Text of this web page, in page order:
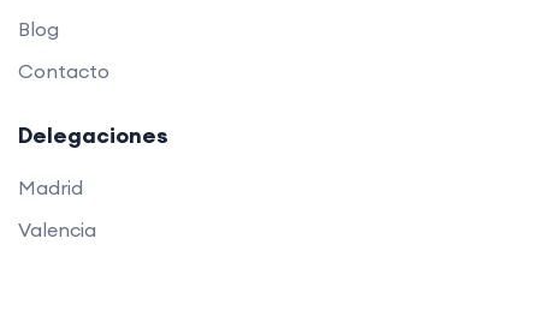
Blog
Contacto
Delegaciones
Madrid
Valencia